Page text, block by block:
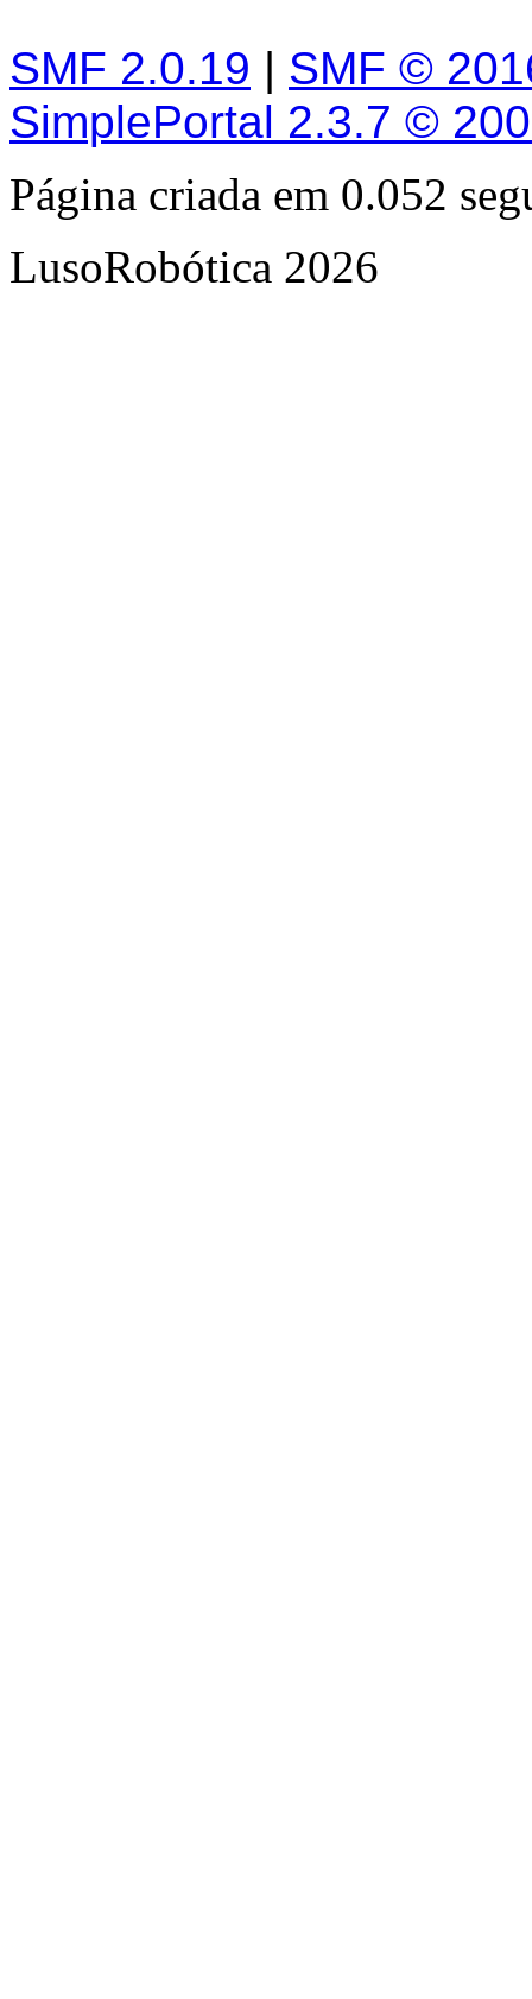
SMF 2.0.19 | SMF ©
SimplePortal 2.3.7 ©
Página criada em 0.052
LusoRobótica 2026